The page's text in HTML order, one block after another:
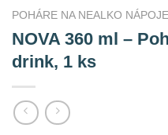
POHÁRE NA NEALKO NÁPOJE
NOVA 360 ml –
drink, 1 ks